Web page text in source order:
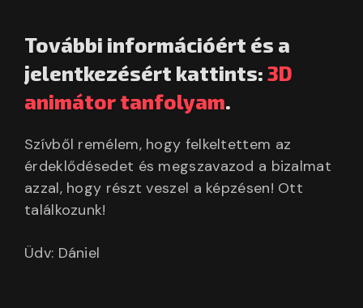
További információért és a
jelentkezésért kattints: 3D
animátor tanfolyam.
Szívből remélem, hogy felkeltettem az
érdeklődésedet és megszavazod a bizalmat
azzal, hogy részt veszel a képzésen! Ott
találkozunk!
Üdv: Dániel